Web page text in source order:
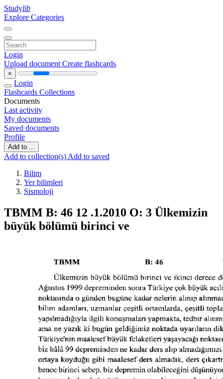
Studylib
Explore Categories
Login
Upload document Create flashcards
×
Login
Flashcards Collections
Documents
Last activity
My documents
Saved documents
Profile
Add to ...
Add to collection(s) Add to saved
Bilim
Yer bilimleri
Sismoloji
TBMM B: 46 12 .1.2010 O: 3 Ülkemizin
büyük bölümü birinci ve